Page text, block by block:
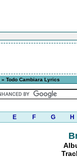
» Todo Cambiara Lyrics
E F G H